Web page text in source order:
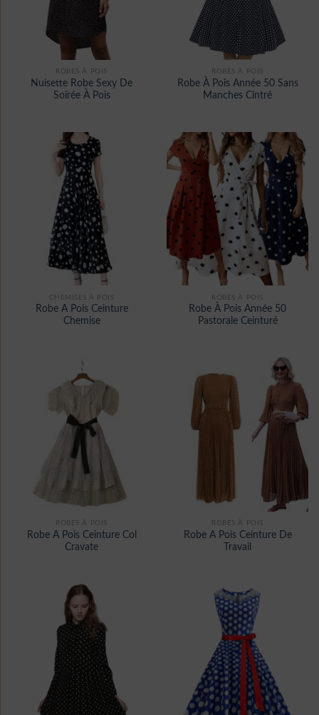
ROBES À POIS
Nuisette Robe Sexy De
Soirée À Pois
ROBES À POIS
Robe À Pois Année 50 Sans
Manches Cintré
CHEMISES À POIS
Robe A Pois Ceinture
Chemise
ROBES À POIS
Robe À Pois Année 50
Pastorale Ceinturé
ROBES À POIS
Robe A Pois Ceinture Col
Cravate
ROBES À POIS
Robe A Pois Ceinture De
Travail